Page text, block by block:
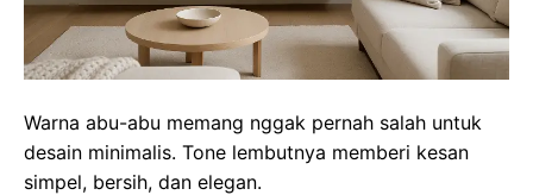
Warna abu-abu memang nggak pernah salah untuk
desain minimalis. Tone lembutnya memberi kesan
simpel, bersih, dan elegan.